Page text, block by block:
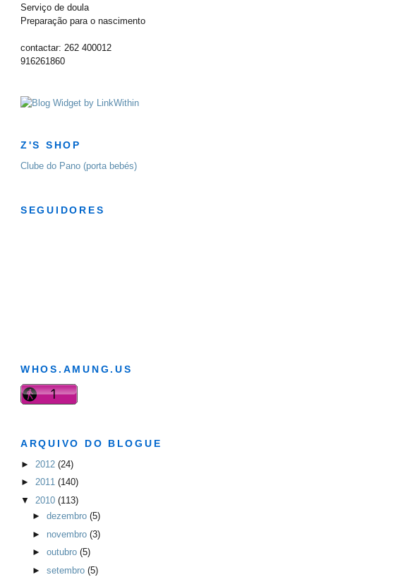
Serviço de doula
Preparação para o nascimento
contactar: 262 400012
916261860
Z'S SHOP
Clube do Pano (porta bebés)
SEGUIDORES
WHOS.AMUNG.US
ARQUIVO DO BLOGUE
► 2012 (24)
► 2011 (140)
▼ 2010 (113)
► dezembro (5)
► novembro (3)
► outubro (5)
► setembro (5)